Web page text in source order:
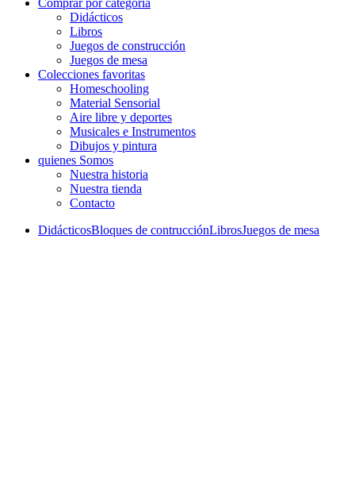
Comprar por categoria
Didácticos
Libros
Juegos de construcción
Juegos de mesa
Colecciones favoritas
Homeschooling
Material Sensorial
Aire libre y deportes
Musicales e Instrumentos
Dibujos y pintura
quienes Somos
Nuestra historia
Nuestra tienda
Contacto
DidácticosBloques de contrucciónLibrosJuegos de mesa